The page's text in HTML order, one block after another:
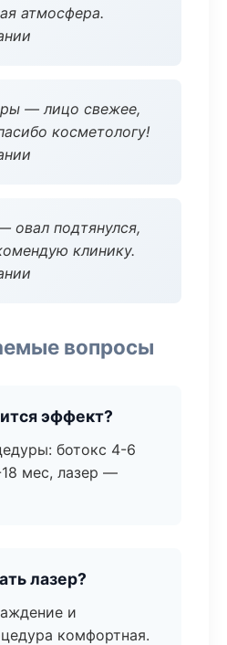
атмосфера.
— лицо свежее,
косметологу!
овал подтянулся,
клинику.
вопросы
эффект?
ботокс 4-6
мес, лазер —
лазер?
и
комфортная.